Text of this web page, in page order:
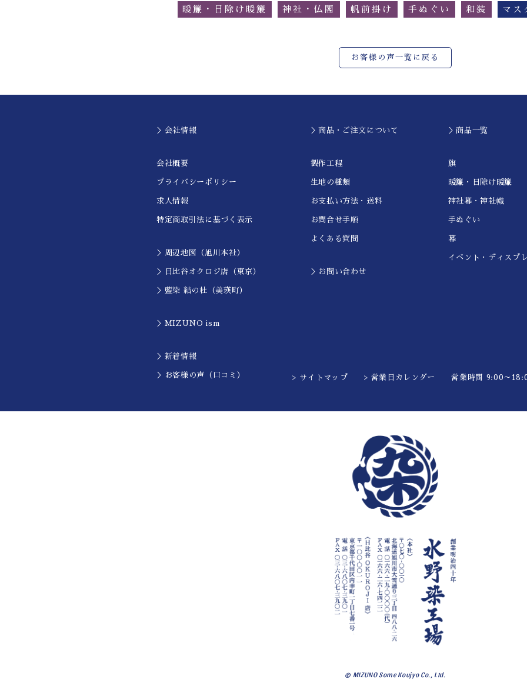
暖簾・日除け暖簾 神社・仏閣 帆前掛け 手ぬぐい 和装 マス
お客様の声一覧に戻る
＞会社情報
会社概要
プライバシーポリシー
求人情報
特定商取引法に基づく表示
＞周辺地図（旭川本社）
＞日比谷オクロジ店（東京）
＞藍染 結の杜（美瑛町）
＞MIZUNO ism
＞新着情報
＞お客様の声（口コミ）
＞商品・ご注文について
製作工程
生地の種類
お支払い方法・送料
お問合せ手順
よくある質問
＞お問い合わせ
＞商品一覧
旗
暖簾・日除け暖簾
神社幕・神社幟
手ぬぐい
幕
イベント・ディスプ
> サイトマップ > 営業日カレンダー 営業時間 9:00～
© MIZUNO Some Koujyo Co., Ltd.